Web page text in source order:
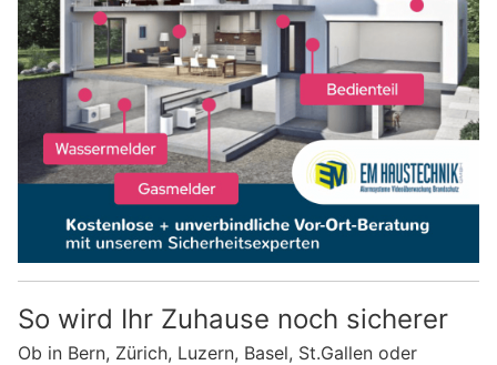
So wird Ihr Zuhause noch sicherer
Ob in Bern, Zürich, Luzern, Basel, St.Gallen oder